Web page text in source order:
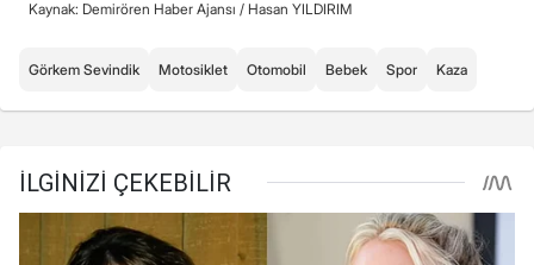
Kaynak: Demirören Haber Ajansı / Hasan YILDIRIM
Görkem Sevindik Motosiklet Otomobil Bebek Spor Kaza